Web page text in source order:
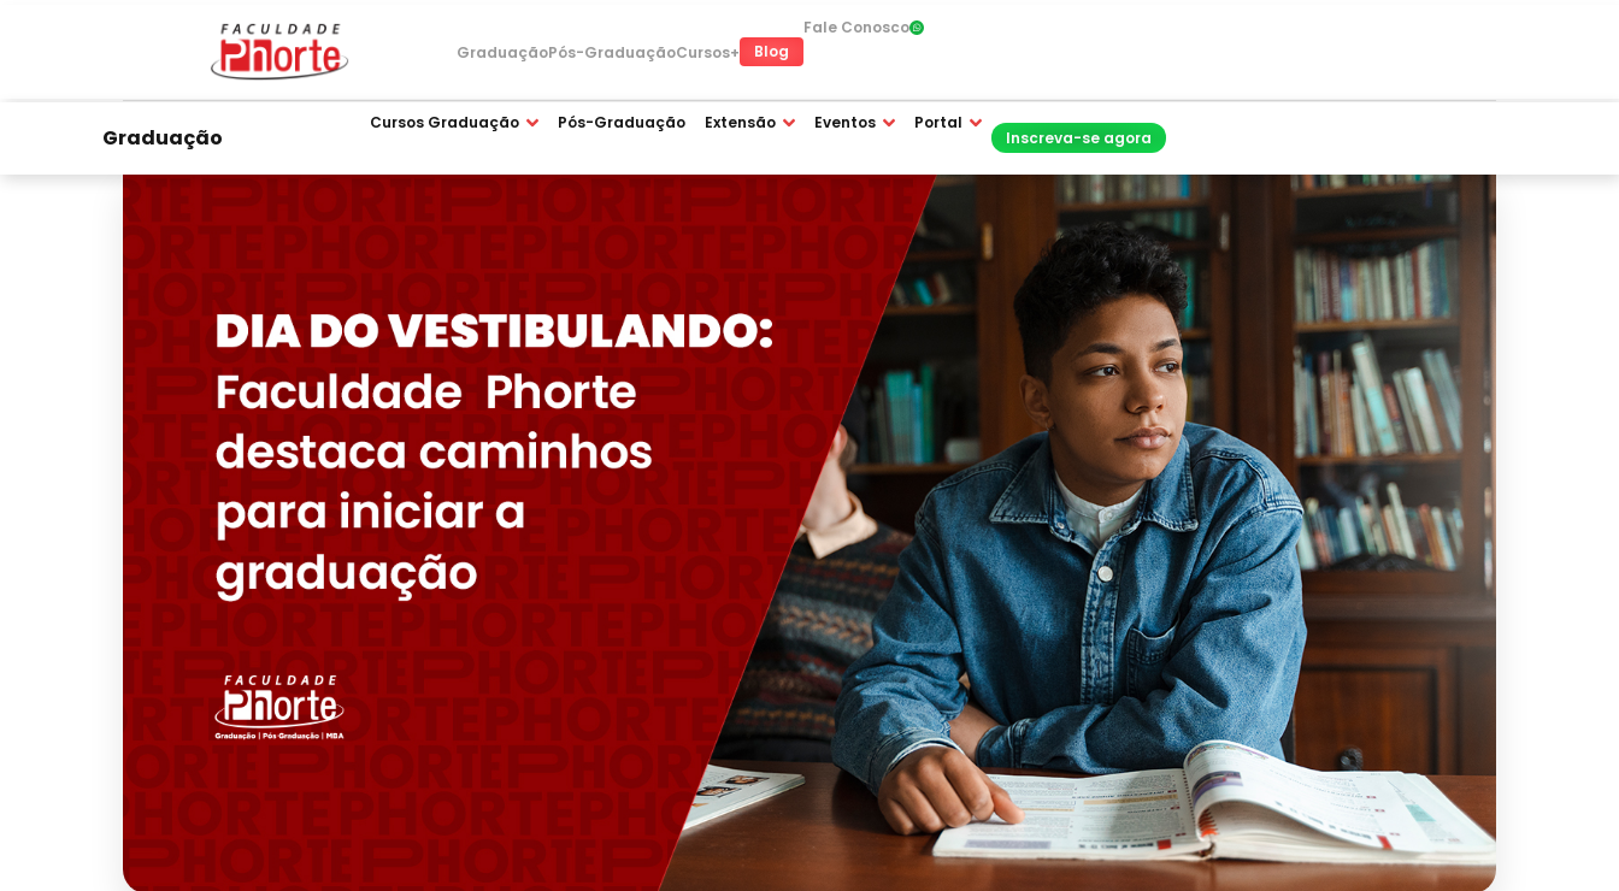
GraduaçãoPós-GraduaçãoCursos+ Blog
Fale Conosco
Graduação
Cursos Graduação Pós-Graduação Extensão Eventos Portal
Inscreva-se agora